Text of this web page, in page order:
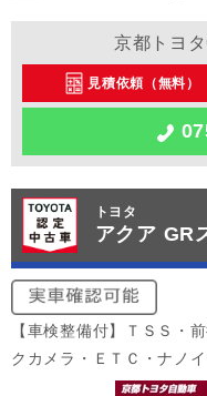
京都トヨ
見積依頼（無料）
トヨタ
アクア GR
【車検整備付】ＴＳＳ・
クカメラ・ＥＴＣ・ナノ